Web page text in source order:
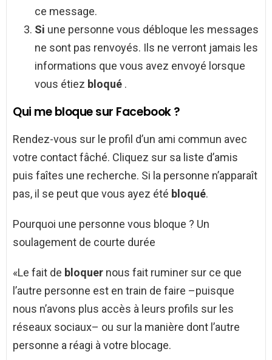
ce message.
Si une personne vous débloque les messages
ne sont pas renvoyés. Ils ne verront jamais les
informations que vous avez envoyé lorsque
vous étiez bloqué .
Qui me bloque sur Facebook ?
Rendez-vous sur le profil d’un ami commun avec
votre contact fâché. Cliquez sur sa liste d’amis
puis faîtes une recherche. Si la personne n’apparaît
pas, il se peut que vous ayez été bloqué.
Pourquoi une personne vous bloque ? Un
soulagement de courte durée
«Le fait de bloquer nous fait ruminer sur ce que
l’autre personne est en train de faire –puisque
nous n’avons plus accès à leurs profils sur les
réseaux sociaux– ou sur la manière dont l’autre
personne a réagi à votre blocage.